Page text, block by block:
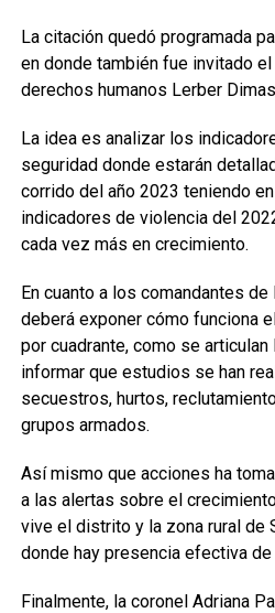
La citación quedó programada
en donde también fue invitado
derechos humanos Lerber
La idea es analizar los
seguridad donde estarán
corrido del año 2023 teniendo
indicadores de violencia del
cada vez más en crecimiento.
En cuanto a los comandantes
deberá exponer cómo funciona
por cuadrante, como se
informar que estudios se han
secuestros, hurtos,
grupos armados.
Así mismo que acciones ha
a las alertas sobre el
vive el distrito y la zona rural de
donde hay presencia efectiva
Finalmente, la coronel Adriana